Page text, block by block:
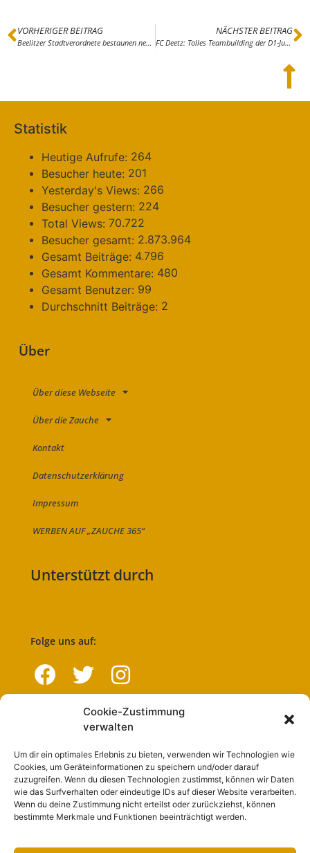
Cookie-Zustimmung
verwalten
Um dir ein optimales Erlebnis zu bieten, verwenden wir Technologien wie
Cookies, um Geräteinformationen zu speichern und/oder darauf
zuzugreifen. Wenn du diesen Technologien zustimmst, können wir Daten
wie das Surfverhalten oder eindeutige IDs auf dieser Website verarbeiten.
Wenn du deine Zustimmung nicht erteilst oder zurückziehst, können
bestimmte Merkmale und Funktionen beeinträchtigt werden.
VORHERIGER BEITRAG
Beelitzer Stadtverordnete bestaunen neue Turnhalle am Sally-Bein-Gymnasium
NÄCHSTER BEITRAG
FC Deetz: Tolles Teambuilding der D1-Junioren in Leipzig
Statistik
Heutige Aufrufe: 264
Besucher heute: 201
Yesterday's Views: 266
Besucher gestern: 224
Total Views: 70.722
Besucher gesamt: 2.873.964
Gesamt Beiträge: 4.796
Gesamt Kommentare: 480
Gesamt Benutzer: 99
Durchschnitt Beiträge: 2
Über
Über diese Webseite
Über die Zauche
Kontakt
Datenschutzerklärung
Impressum
WERBEN AUF „ZAUCHE 365“
Unterstützt durch
Folge uns auf:
Navigation
Start
Nutzungsbedingungen
Abo